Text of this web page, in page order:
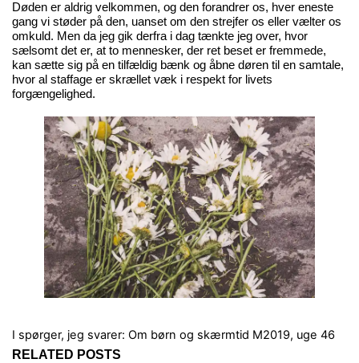
Døden er aldrig velkommen, og den forandrer os, hver eneste
gang vi støder på den, uanset om den strejfer os eller vælter os
omkuld. Men da jeg gik derfra i dag tænkte jeg over, hvor
sælsomt det er, at to mennesker, der ret beset er fremmede,
kan sætte sig på en tilfældig bænk og åbne døren til en samtale,
hvor al staffage er skrællet væk i respekt for livets
forgængelighed.
I spørger, jeg svarer: Om børn og skærmtid M2019, uge 46
RELATED POSTS